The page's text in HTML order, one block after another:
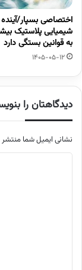
اختصاصی بسپار/آینده
شیمیایی پلاستیک
به قوانین بستگی دارد
1405-05-12
دیدگاهتان را
نشانی ایمیل شما